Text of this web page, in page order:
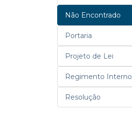
Não Encontrado
Portaria
Projeto de Lei
Regimento Interno
Resolução